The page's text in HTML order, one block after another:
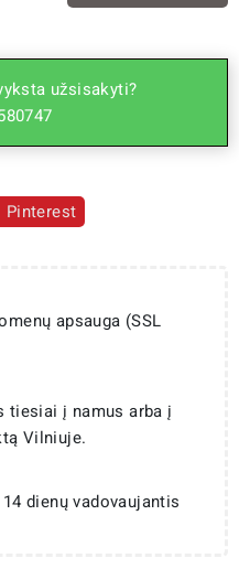
užsisakyti?
Pinterest
apsauga (SSL
tiesiai į namus arba į
Vilniuje.
dienų vadovaujantis